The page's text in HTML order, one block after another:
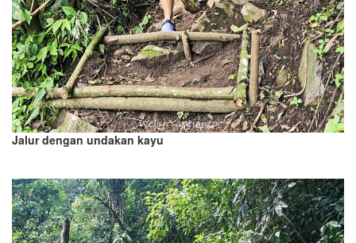
Jalur dengan undakan kayu